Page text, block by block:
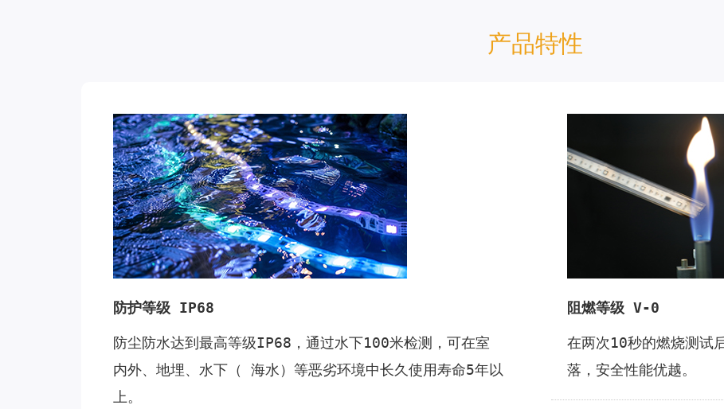
产品特性
防护等级 IP68
防尘防⽔达到最⾼等级IP68，通过水下100米检测，可在室
内外、地埋、⽔下（ 海⽔）等恶劣环境中⻓久使⽤寿命5年以
上。
阻燃等级 V-0
在两次10秒的燃烧测试
落，安全性能优越。